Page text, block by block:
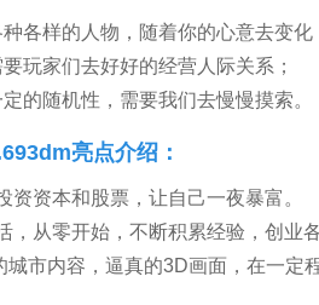
各样的人物，随着你的心意去变化
玩家们去好好的经营人际关系；
的随机性，需要我们去慢慢摸索。
亮点介绍：
资资本和股票，让自己一夜暴富。
，从零开始，不断积累经验，创业
市内容，逼真的3D画面，在一定